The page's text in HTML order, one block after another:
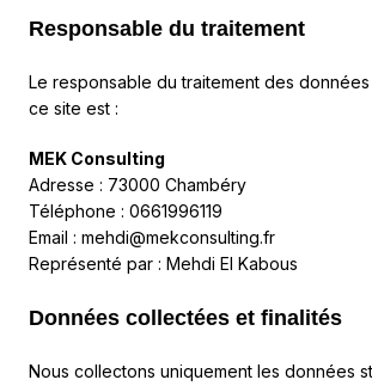
Responsable du traitement
Le responsable du traitement des
ce site est :
MEK Consulting
Adresse : 73000 Chambéry
Téléphone : 0661996119
Email : mehdi@mekconsulting.fr
Représenté par : Mehdi El Kabous
Données collectées et finalités
Nous collectons uniquement les données